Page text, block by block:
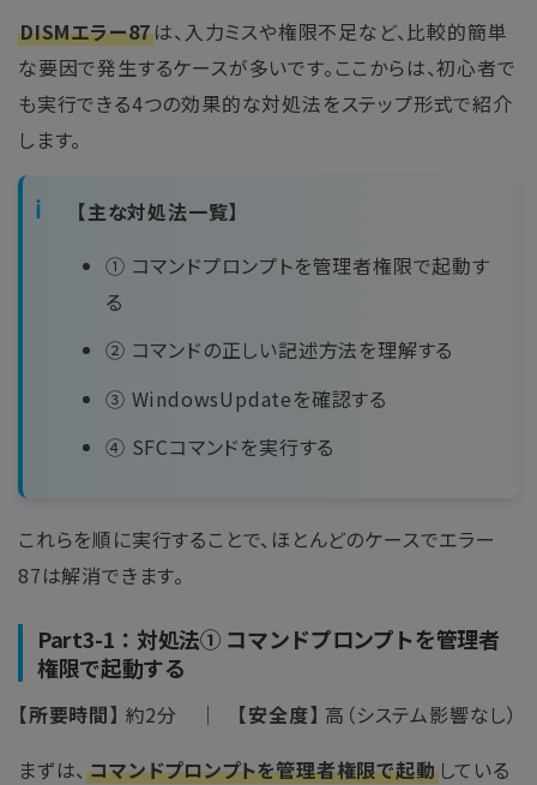
DISMエラー87は、入力ミスや権限不足など、比較的簡単
な要因で発生するケースが多いです。ここからは、初心者で
も実行できる4つの効果的な対処法をステップ形式で紹介
します。
【主な対処法一覧】
① コマンドプロンプトを管理者権限で起動す
る
② コマンドの正しい記述方法を理解する
③ WindowsUpdateを確認する
④ SFCコマンドを実行する
これらを順に実行することで、ほとんどのケースでエラー
87は解消できます。
Part3-1：対処法① コマンドプロンプトを管理者
権限で起動する
【所要時間】 約2分 ｜ 【安全度】 高（システム影響なし）
まずは、コマンドプロンプトを管理者権限で起動している